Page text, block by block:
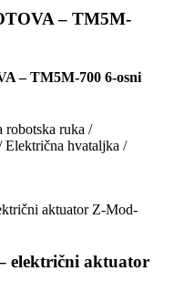
– TM5M-
– TM5M-700 6-osni
robotska ruka /
Električna hvataljka /
električni aktuator